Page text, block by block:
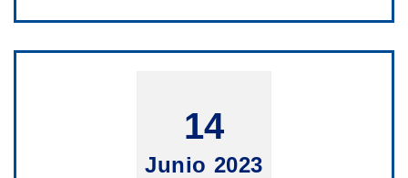
14
Junio 2023